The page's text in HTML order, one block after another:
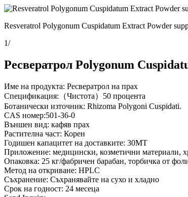
Resveratrol Polygonum Cuspidatum Extract Powder
1/
Ресвератрол Polygonum
Име на продукта: Ресвератрол на прах
Спецификация:（Чистота）50 процента
Ботанически източник: Rhizoma Polygoni Cuspidati.
CAS номер:501-36-0
Външен вид: кафяв прах
Растителна част: Корен
Годишен капацитет на доставките: 30MT
Приложение: медицински, козметични материали,
Опаковка: 25 кг/фабричен барабан, торбичка от
Метод на откриване: HPLC
Съхранение: Съхранявайте на сухо и хладно
Срок на годност: 24 месеца